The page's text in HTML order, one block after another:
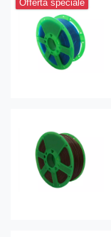
Offerta speciale